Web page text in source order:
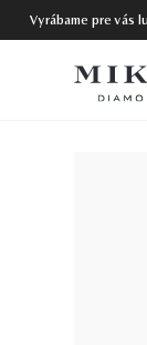
Vyrábame pre vás